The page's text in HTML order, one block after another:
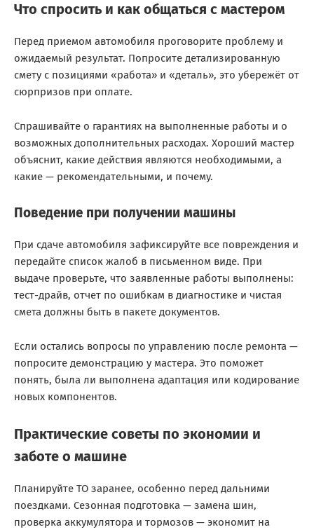
Что спросить и как общаться с мастером
Перед приемом автомобиля проговорите проблему и
ожидаемый результат. Попросите детализированную
смету с позициями «работа» и «деталь», это убережёт от
сюрпризов при оплате.
Спрашивайте о гарантиях на выполненные работы и о
возможных дополнительных расходах. Хороший мастер
объяснит, какие действия являются необходимыми, а
какие — рекомендательными, и почему.
Поведение при получении машины
При сдаче автомобиля зафиксируйте все повреждения и
передайте список жалоб в письменном виде. При
выдаче проверьте, что заявленные работы выполнены:
тест-драйв, отчет по ошибкам в диагностике и чистая
смета должны быть в пакете документов.
Если остались вопросы по управлению после ремонта —
попросите демонстрацию у мастера. Это поможет
понять, была ли выполнена адаптация или кодирование
новых компонентов.
Практические советы по экономии и
заботе о машине
Планируйте ТО заранее, особенно перед дальними
поездками. Сезонная подготовка — замена шин,
проверка аккумулятора и тормозов — экономит на